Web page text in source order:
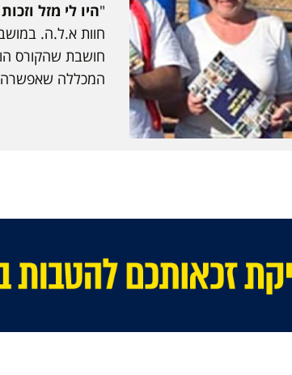
"היו לי מזל
חוות א.ל.ה.
חושבת שהקורס
המכללה שאפשרה